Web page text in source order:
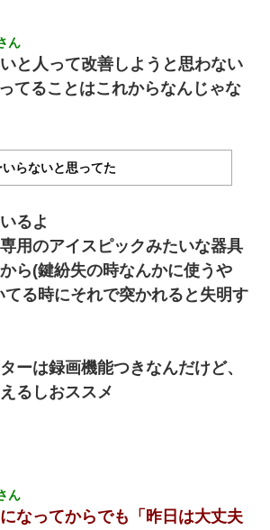
ん
と人って改善しようと思わない
てることはこれからなんじゃな
らないと思ってた
るよ
用のアイスピックみたいな器具
ら(鍵紛失の時なんかに使うや
る時にそれで突かれると失明す
ーは録画機能つきなんだけど、
るしおススメ
ん
なってからでも「昨日は大丈夫